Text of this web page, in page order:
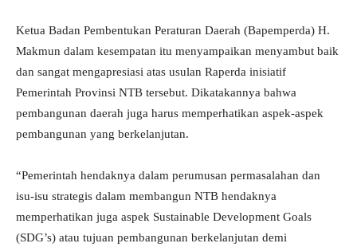
Ketua Badan Pembentukan Peraturan Daerah (Bapemperda) H.
Makmun dalam kesempatan itu menyampaikan menyambut baik
dan sangat mengapresiasi atas usulan Raperda inisiatif
Pemerintah Provinsi NTB tersebut. Dikatakannya bahwa
pembangunan daerah juga harus memperhatikan aspek-aspek
pembangunan yang berkelanjutan.
“Pemerintah hendaknya dalam perumusan permasalahan dan
isu-isu strategis dalam membangun NTB hendaknya
memperhatikan juga aspek Sustainable Development Goals
(SDG’s) atau tujuan pembangunan berkelanjutan demi